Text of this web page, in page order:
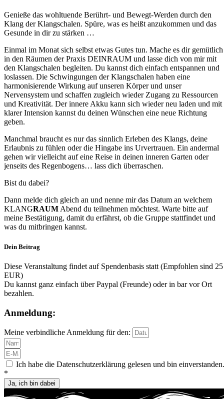
Genieße das wohltuende Berührt- und Bewegt-Werden durch den
Klang der Klangschalen. Spüre, was es heißt anzukommen und das
Gesunde in dir zu stärken …
Einmal im Monat sich selbst etwas Gutes tun. Mache es dir gemütlich
in den Räumen der Praxis DEINRAUM und lasse dich von mir mit
den Klangschalen begleiten. Du kannst dich einfach entspannen und
loslassen. Die Schwingungen der Klangschalen haben eine
harmonisierende Wirkung auf unseren Körper und unser
Nervensystem und schaffen zugleich wieder Zugang zu Ressourcen
und Kreativität. Der innere Akku kann sich wieder neu laden und mit
klarer Intension kannst du deinen Wünschen eine neue Richtung
geben.
Manchmal braucht es nur das sinnlich Erleben des Klangs, deine
Erlaubnis zu fühlen oder die Hingabe ins Urvertrauen. Ein andermal
gehen wir vielleicht auf eine Reise in deinen inneren Garten oder
jenseits des Regenbogens… lass dich überraschen.
Bist du dabei?
Dann melde dich gleich an und nenne mir das Datum an welchem
KLANGRAUMAbend du teilnehmen möchtest. Warte bitte auf
meine Bestätigung, damit du erfährst, ob die Gruppe stattfindet und
was du mitbringen kannst.
Dein Beitrag
Diese Veranstaltung findet auf Spendenbasis statt (Empfohlen sind 25
EUR)
Du kannst ganz einfach über Paypal (Freunde) oder in bar vor Ort
bezahlen.
Anmeldung:
Meine verbindliche Anmeldung für den:
Ich habe die Datenschutzerklärung gelesen und bin einverstanden.
*
Ja, ich bin dabei